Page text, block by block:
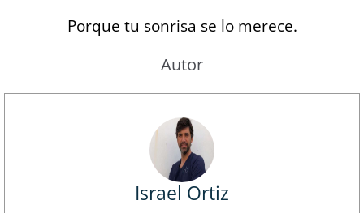
Porque tu sonrisa se lo merece.
Autor
Israel Ortiz